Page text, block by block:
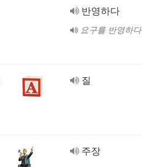
반영하다
요구를 반영하다
질
주장